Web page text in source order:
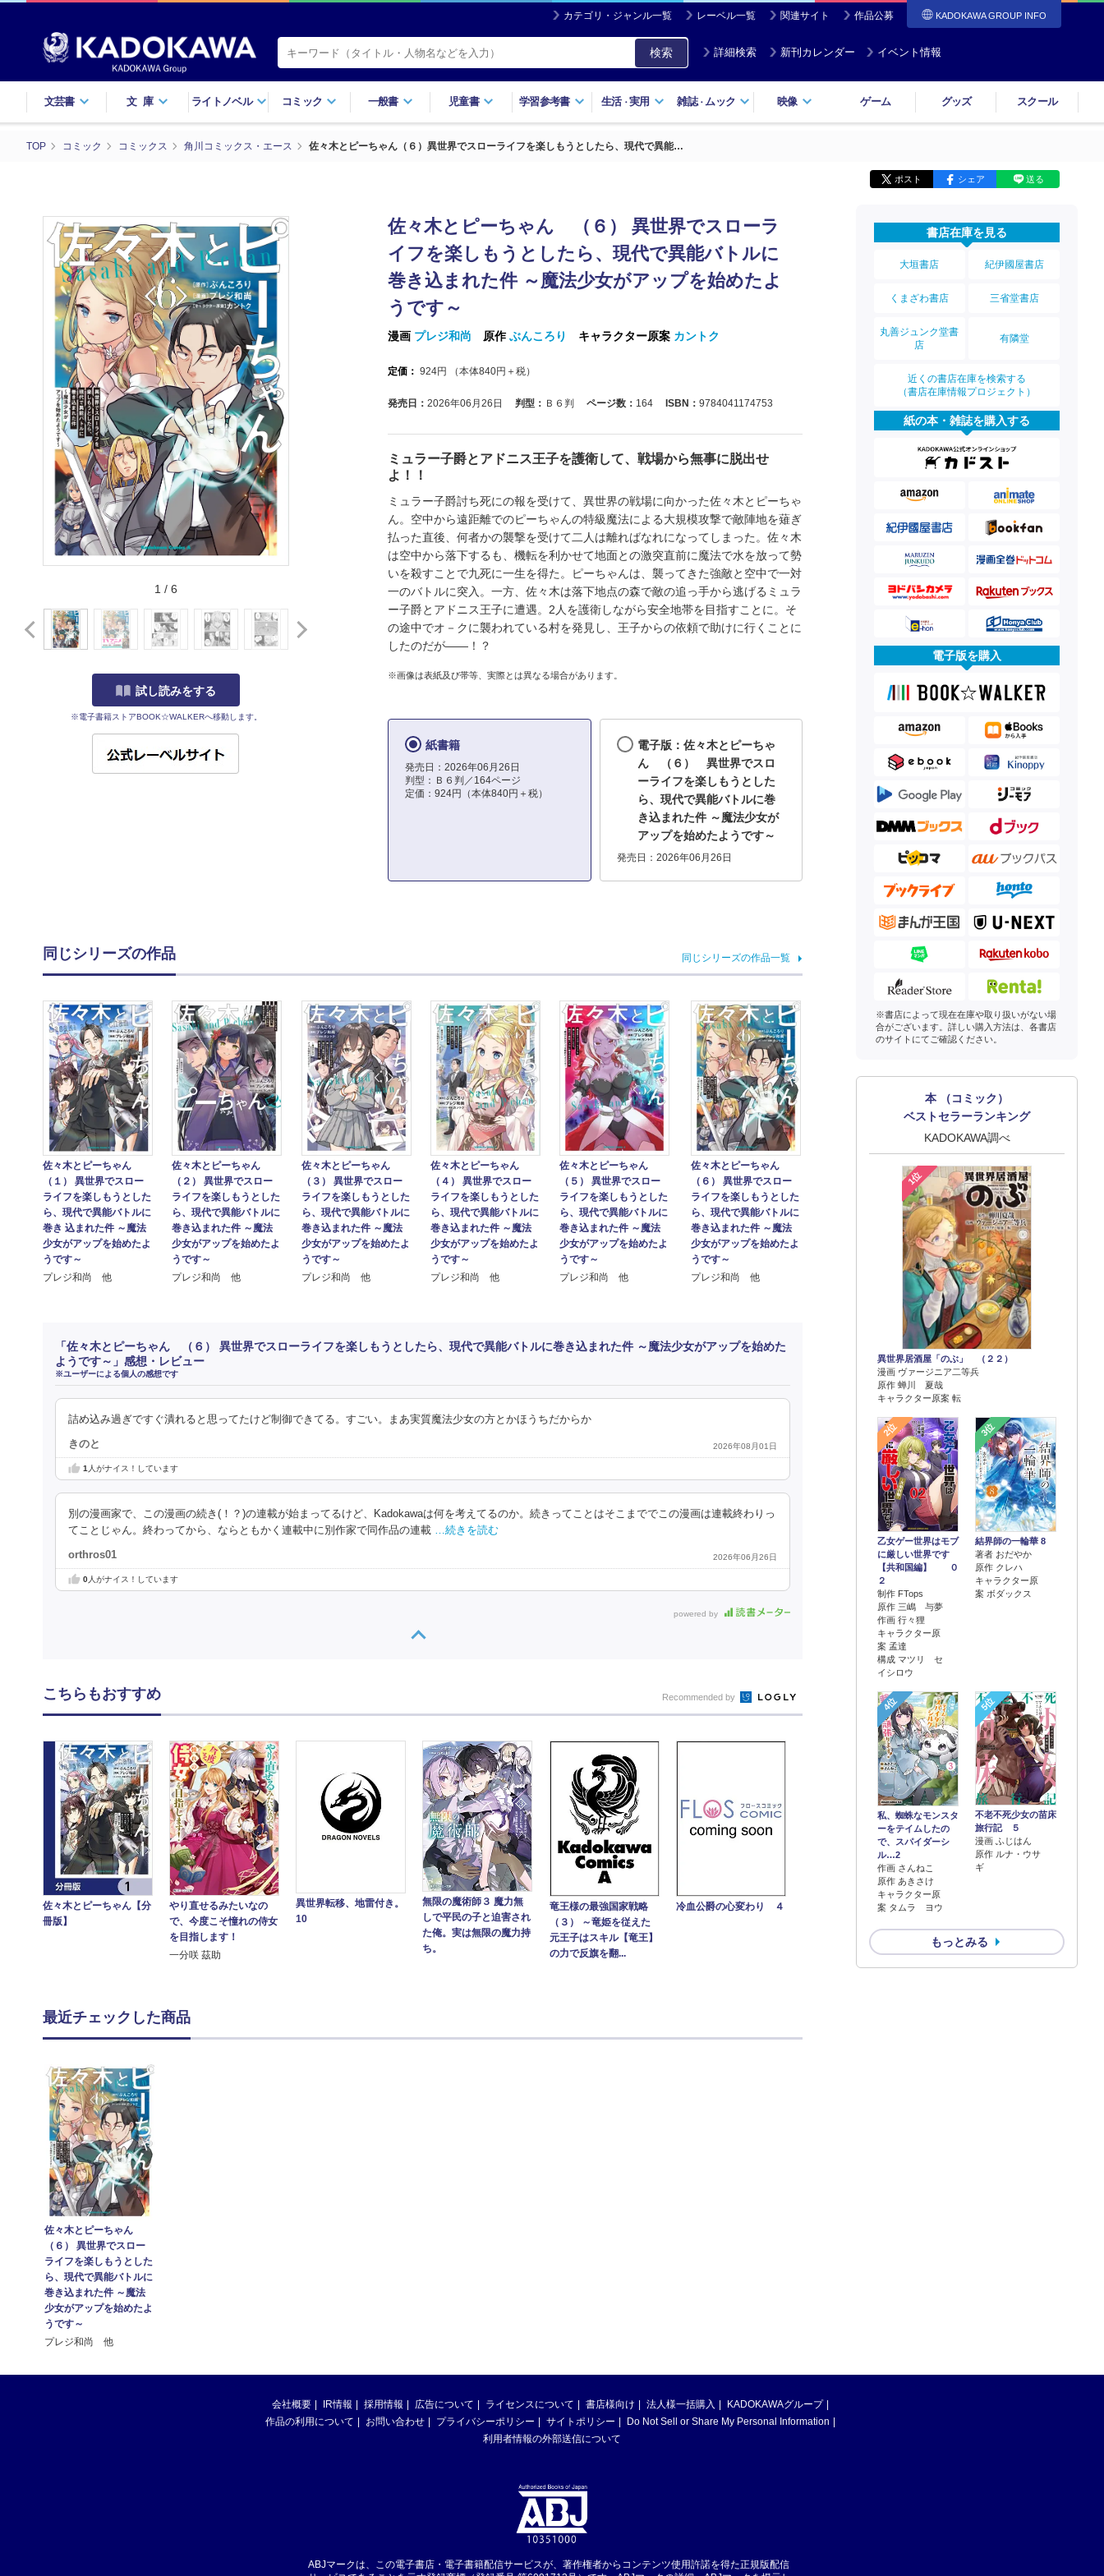
カテゴリ・ジャンル一覧 レーベル一覧 関連サイト 作品公募 KADOKAWA GROUP INFO
検索 詳細検索 新刊カレンダー イベント情報
文芸書 文庫 ライトノベル コミック 一般書 児童書 学習参考書 生活・実用 雑誌・ ムック 映像 ゲーム グッズ スクール
TOP コミック コミックス 角川コミックス・エース 佐々木とピーちゃん（６）異世界でスローライフを楽しもうとしたら、現代で異能…
ポスト シェア 送る
1 / 6
試し読みをする
※電子書籍ストアBOOK☆WALKERへ移動します。
佐々木とピーちゃん （６） 異世界でスローラ
イフを楽しもうとしたら、現代で異能バトルに
巻き込まれた件 ～魔法少女がアップを始めたよ
うです～
漫画 プレジ和尚 原作ぶんころり キャラクター原案 カントク
定価： 924円 （本体840円＋税）
発売日： 2026年06月26日 判型： Ｂ６判 ページ数： 164 ISBN： 9784041174753
ミュラー子爵とアドニス王子を護衛して、戦場から無事に脱出せ
よ！！
ミュラー子爵討ち死にの報を受けて、異世界の戦場に向かった佐々木とピーちゃ
ん。空中から遠距離でのピーちゃんの特級魔法による大規模攻撃で敵陣地を薙ぎ
払った直後、何者かの襲撃を受けて二人は離ればなれになってしまった。佐々木
は空中から落下するも、機転を利かせて地面との激突直前に魔法で水を放って勢
いを殺すことで九死に一生を得た。ピーちゃんは、襲ってきた強敵と空中で一対
一のバトルに突入。一方、佐々木は落下地点の森で敵の追っ手から逃げるミュラ
ー子爵とアドニス王子に遭遇。2人を護衛しながら安全地帯を目指すことに。そ
の途中でオ－クに襲われている村を発見し、王子からの依頼で助けに行くことに
したのだが――！？
※画像は表紙及び帯等、実際とは異なる場合があります。
紙書籍
発売日：2026年06月26日
判型：Ｂ６判／164ページ
定価：924円（本体840円＋税）
電子版：佐々木とピーちゃ
ん （６） 異世界でスロ
ーライフを楽しもうとした
ら、現代で異能バトルに巻
き込まれた件 ～魔法少女が
アップを始めたようです～
発売日：2026年06月26日
同じシリーズの作品 同じシリーズの作品一覧
佐々木とピーちゃん
（１） 異世界でスロー
ライフを楽しもうとした
ら、現代で異能バトルに
巻き 込まれた件 ～魔法
少女がアップを始めたよ
うです～
プレジ和尚 他
佐々木とピーちゃん
（２） 異世界でスロー
ライフを楽しもうとした
ら、現代で異能バトルに
巻き込まれた件 ～魔法
少女がアップを始めたよ
うです～
プレジ和尚 他
佐々木とピーちゃん
（３） 異世界でスロー
ライフを楽しもうとした
ら、現代で異能バトルに
巻き込まれた件 ～魔法
少女がアップを始めたよ
うです～
プレジ和尚 他
佐々木とピーちゃん
（４） 異世界でスロー
ライフを楽しもうとした
ら、現代で異能バトルに
巻き込まれた件 ～魔法
少女がアップを始めたよ
うです～
プレジ和尚 他
佐々木とピーちゃん
（５） 異世界でスロー
ライフを楽しもうとした
ら、現代で異能バトルに
巻き込まれた件 ～魔法
少女がアップを始めたよ
うです～
プレジ和尚 他
佐々木とピーちゃん
（６） 異世界でスロー
ライフを楽しもうとした
ら、現代で異能バトルに
巻き込まれた件 ～魔法
少女がアップを始めたよ
うです～
プレジ和尚 他
「佐々木とピーちゃん （６） 異世界でスローライフを楽しもうとしたら、現代で異能バトルに巻き込まれた件 ～魔法少女がアップを始めた
ようです～」感想・レビュー
※ユーザーによる個人の感想です
詰め込み過ぎですぐ潰れると思ってたけど制御できてる。すごい。まあ実質魔法少女の方とかほうちだからか
きのと 2026年08月01日
1 人がナイス！しています
別の漫画家で、この漫画の続き(！？)の連載が始まってるけど、Kadokawaは何を考えてるのか。続きってことはそこまででこの漫画は連載終わりっ
てことじゃん。終わってから、ならともかく連載中に別作家で同作品の連載 …続きを読む
orthros01 2026年06月26日
0人がナイス！しています
powered by
書店在庫を見る
大垣書店 紀伊國屋書店
くまざわ書店 三省堂書店
丸善ジュンク堂書
店
有隣堂
近くの書店在庫を検索する
（書店在庫情報プロジェクト）
紙の本・雑誌を購入する
電子版を購入
※書店によって現在在庫や取り扱いがない場
合がございます。詳しい購入方法は、各書店
のサイトにてご確認ください。
本 （コミック）
ベストセラーランキング
KADOKAWA調べ
1位
異世界居酒屋「のぶ」 （２２）
漫画 ヴァージニア二等兵
原作 蝉川 夏哉
キャラクター原案 転
2位
乙女ゲー世界はモブ
に厳しい世界です
【共和国編】 ０
２
制作 FTops
原作 三嶋 与夢
作画 行々狸
キャラクター原
案 孟達
構成 マツリ セ
イシロウ
3位
結界師の一輪華 8
著者 おだやか
原作 クレハ
キャラクター原
案 ボダックス
4位
私、蜘蛛なモンスタ
ーをテイムしたの
で、スパイダーシ
ル…2
作画 さんねこ
原作 あきさけ
キャラクター原
案 タムラ ヨウ
5位
不老不死少女の苗床
旅行記 ５
漫画 ふじはん
原作 ルナ・ウサ
ギ
もっとみる
こちらもおすすめ Recommended by
佐々木とピーちゃん【分
冊版】
やり直せるみたいなの
で、今度こそ憧れの侍女
を目指します！
一分咲 茲助
異世界転移、地雷付き。
10
無限の魔術師３ 魔力無
しで平民の子と迫害され
た俺。実は無限の魔力持
ち。
竜王様の最強国家戦略
（３） ～竜姫を従えた
元王子はスキル【竜王】
の力で反旗を翻...
冷血公爵の心変わり ４
最近チェックした商品
佐々木とピーちゃん
（６） 異世界でスロー
ライフを楽しもうとした
ら、現代で異能バトルに
巻き込まれた件 ～魔法
少女がアップを始めたよ
うです～
プレジ和尚 他
会社概要 IR情報 採用情報 広告について ライセンスについて 書店様向け 法人様一括購入
KADOKAWAグループ
作品の利用について
お問い合わせ プライバシーポリシー サイトポリシー
Do Not Sell or Share My Personal Information
利用者情報の外部送信について
ABJマークは、この電子書店・電子書籍配信サービスが、著作権者からコンテンツ使用許諾を得た正規版配信